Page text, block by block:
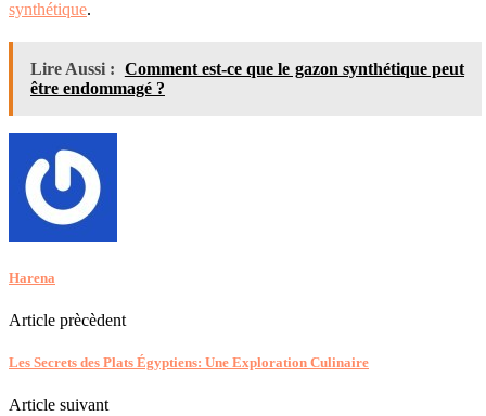
synthétique.
Lire Aussi : Comment est-ce que le gazon synthétique peut
être endommagé ?
Harena
Article prècèdent
Les Secrets des Plats Égyptiens: Une Exploration Culinaire
Article suivant